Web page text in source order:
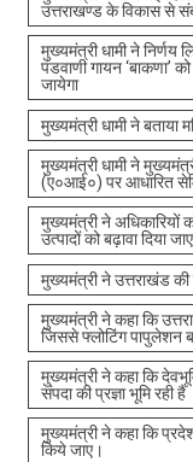
उत्तराखण्ड के विकास से
मुख्यमंत्री धामी ने निर्णय
पंडवाणी गायन ‘बाकणा’
जायेगा
मुख्यमंत्री धामी ने
मुख्यमंत्री धामी ने
(ए०आई०) पर आधारित
मुख्यमंत्री ने अधिकारियों
उत्पादों को बढ़ावा दिया जाए
मुख्यमंत्री ने उत्तराखंड की
मुख्यमंत्री ने कहा कि
जिससे फ्लोटिंग पापुलेशन
मुख्यमंत्री ने कहा कि
संपदा की प्रज्ञा भूमि रही है
मुख्यमंत्री ने कहा कि
किये जाए।